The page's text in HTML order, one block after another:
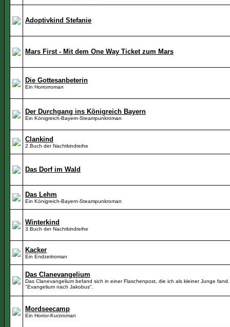
Adoptivkind Stefanie
Mars First - Mit dem One Way Ticket zum Mars
Die Gottesanbeterin
Ein Horrorroman
Der Durchgang ins Königreich Bayern
Ein Königreich-Bayern-Steampunkroman
Clankind
2.Buch der Nachtkindreihe
Das Dorf im Wald
Das Lehm
Ein Königreich-Bayern-Steampunkroman
Winterkind
3.Buch der Nachtkindreihe
Kacker
Ein Endzeitroman
Das Clanevangelium
Das Clanevangelium befand sich in einer Flaschenpost, die ich als kleiner Junge
"Evangelium nach Jakobus".
Mordseecamp
Ein Horror-Kurzroman